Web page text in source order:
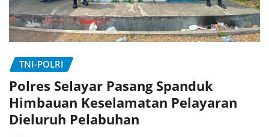
TNI-POLRI
Polres Selayar Pasang Spanduk
Himbauan Keselamatan Pelayaran
Dieluruh Pelabuhan